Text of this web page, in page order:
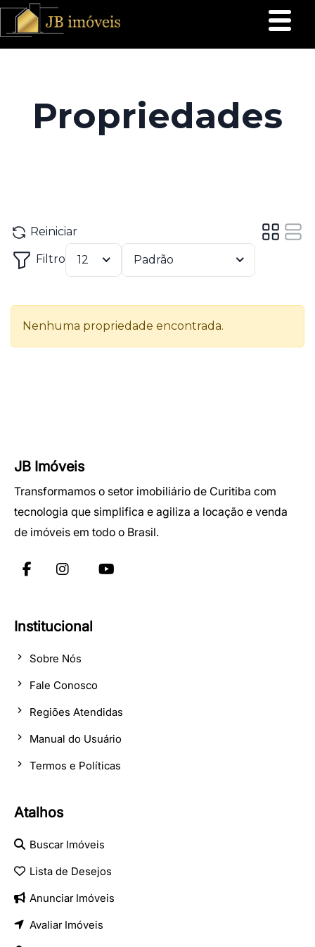
JB Imóveis
Transformamos o setor imobiliário de Curitiba com
tecnologia que simplifica e agiliza a locação e venda
de imóveis em todo o Brasil.
Institucional
Sobre Nós
Fale Conosco
Regiões Atendidas
Manual do Usuário
Termos e Políticas
Atalhos
Buscar Imóveis
Lista de Desejos
Anunciar Imóveis
Avaliar Imóveis